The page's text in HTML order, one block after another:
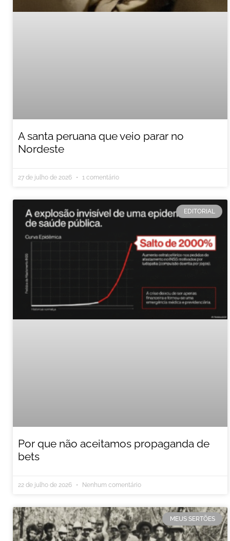
A santa peruana que veio parar no
Nordeste
27 de julho de 2026 1 comentário
EDITORIAL
Por que não aceitamos propaganda de
bets
22 de julho de 2026 Nenhum comentário
MEUS SERTÕES